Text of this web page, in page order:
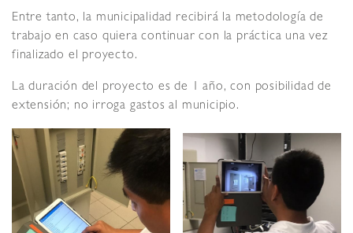
Entre tanto, la municipalidad recibirá la metodología de
trabajo en caso quiera continuar con la práctica una vez
finalizado el proyecto.
La duración del proyecto es de 1 año, con posibilidad de
extensión; no irroga gastos al municipio.